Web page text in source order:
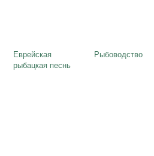
Еврейская
рыбацкая песнь
Рыбоводство